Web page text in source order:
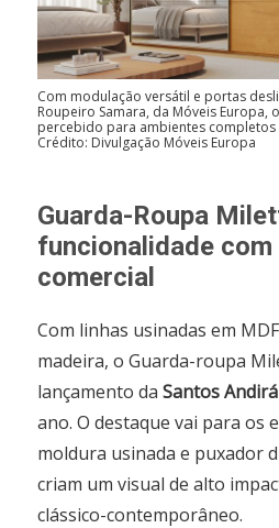
Com modulação versátil e portas
Roupeiro Samara, da Móveis Europa,
percebido para ambientes completos
Crédito: Divulgação Móveis Europa
Guarda-Roupa
funcionalidade com
comercial
Com linhas usinadas em
madeira, o Guarda-roupa
lançamento daSantos Andirá
ano. O destaque vai para os
moldura usinada e puxador
criam um visual de alto
clássico-contemporâneo.